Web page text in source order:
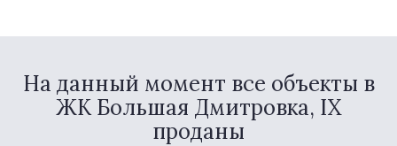
На данный момент все объекты в
ЖК Большая Дмитровка, IX
проданы